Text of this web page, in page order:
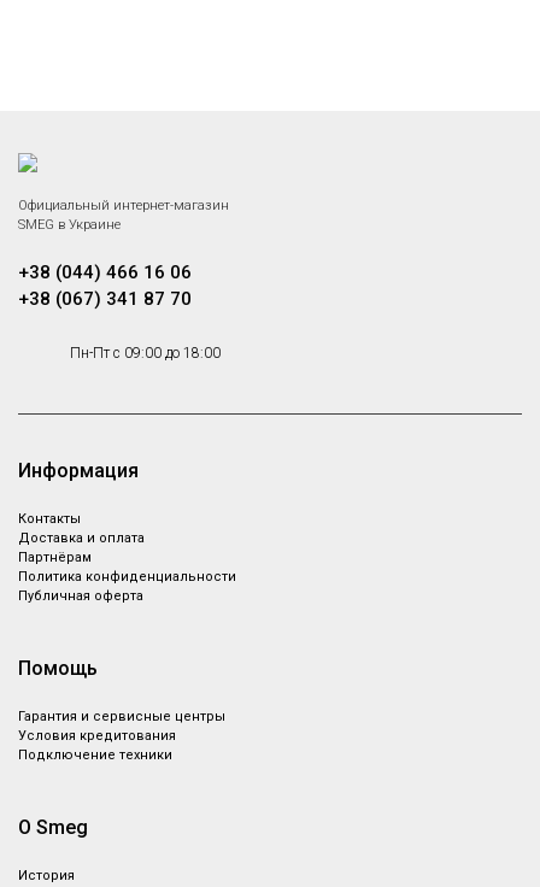
Официальный интернет-магазин
SMEG в Украине
+38 (044) 466 16 06
+38 (067) 341 87 70
Пн-Пт с 09:00 до 18:00
Информация
Контакты
Доставка и оплата
Партнёрам
Политика конфиденциальности
Публичная оферта
Помощь
Гарантия и сервисные центры
Условия кредитования
Подключение техники
О Smeg
История